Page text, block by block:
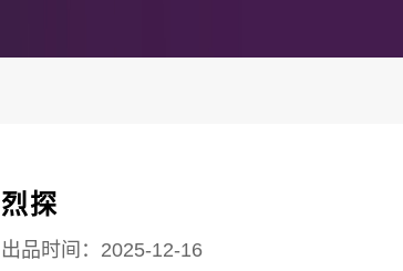
烈探
出品时间：2025-12-16